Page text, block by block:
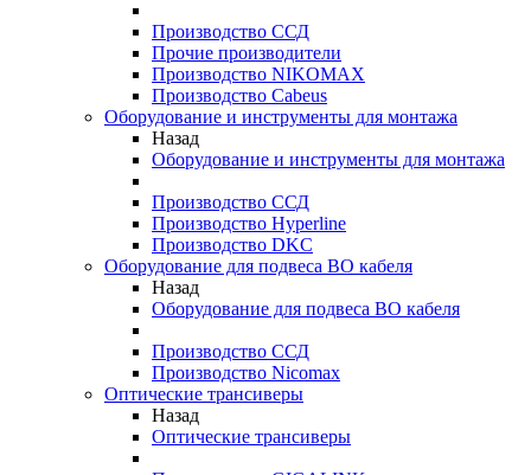
Производство ССД
Прочие производители
Производство NIKOMAX
Производство Cabeus
Оборудование и инструменты для монтажа
Назад
Оборудование и инструменты для монтажа
Производство ССД
Производство Hyperline
Производство DKC
Оборудование для подвеса ВО кабеля
Назад
Оборудование для подвеса ВО кабеля
Производство ССД
Производство Nicomax
Оптические трансиверы
Назад
Оптические трансиверы